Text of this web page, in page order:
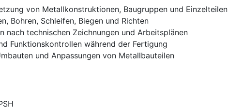
von Metallkonstruktionen, Baugruppen und Einzelteilen
Bohren, Schleifen, Biegen und Richten
nach technischen Zeichnungen und Arbeitsplänen
Funktionskontrollen während der Fertigung
und Anpassungen von Metallbauteilen